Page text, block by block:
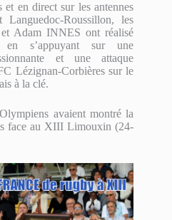
en direct sur les antennes
Roussillon, les
Adam INNES ont réalisé
en s’appuyant sur une
et une attaque
Lézignan-Corbières sur le
à la clé.
avaient montré la
face au XIII Limouxin (24-